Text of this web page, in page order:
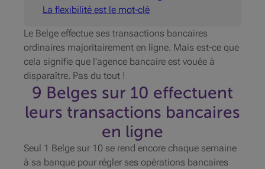
La flexibilité est le mot-clé
Le Belge effectue ses transactions bancaires
ordinaires majoritairement en ligne. Mais est-ce que
cela signifie que l'agence bancaire est vouée à
disparaître. Pas du tout !
9 Belges sur 10 effectuent
leurs transactions bancaires
en ligne
Seul 1 Belge sur 10 se rend encore chaque semaine
à sa banque pour régler ses opérations bancaires